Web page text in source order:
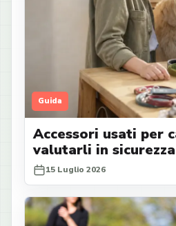
Guida
Accessori usati per
valutarli in sicurezza
15 Luglio 2026